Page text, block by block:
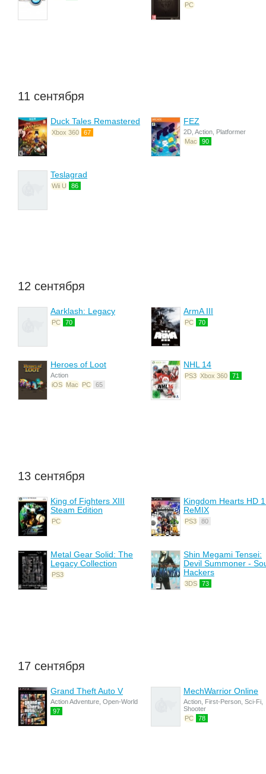
PC
11 сентября
Duck Tales Remastered
Xbox 360 67
FEZ
2D, Action, Platformer
Mac
90
Teslagrad
Wii U 86
12 сентября
Aarklash: Legacy
PC 70
ArmA III
PC 70
Heroes of Loot
Action
iOS Mac PC 65
NHL 14
PS3 Xbox 360 71
13 сентября
King of Fighters XIII
Steam Edition
PC
Kingdom Hearts HD
ReMIX
PS3 80
Metal Gear Solid: The
Legacy Collection
PS3
Shin Megami Tensei:
Devil Summoner -
Hackers
3DS 73
17 сентября
Grand Theft Auto V
Action Adventure, Open-World
97
MechWarrior Online
Action, First-Person, Sci-Fi,
Shooter
PC
78